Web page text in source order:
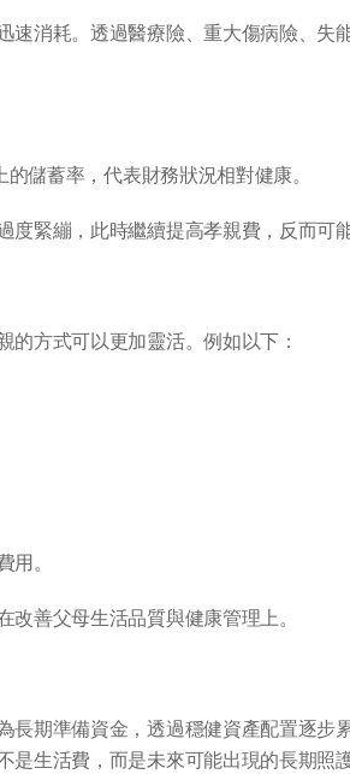
速消耗。透過醫療險、重大傷病險、失
儲蓄率，代表財務狀況相對健康。
緊繃，此時繼續提高孝親費，反而可
方式可以更加靈活。例如以下：
。
善父母生活品質與健康管理上。
長期準備資金，透過穩健資產配置逐步
生活費，而是未來可能出現的長期照護